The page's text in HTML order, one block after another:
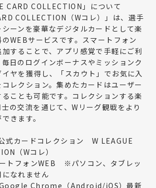
CARD COLLECTION」について
COLLECTION（Wコレ）」は、選手
ーンを豪華なデジタルカードとして楽
WEBサービスです。スマートフォン
することで、アプリ感覚で手軽にご利
日のログインボーナスやミッションク
ヤを獲得し、「スカウト」でお気に入
レクション。集めたカードはユーザー
ことも可能です。コレクションする楽
の交流を通じて、Wリーグ観戦をより
きます。
式カードコレクション W LEAGUE
（Wコレ）
トフォンWEB ※パソコン、タブレッ
なれません
Google Chrome（Android/iOS）最新